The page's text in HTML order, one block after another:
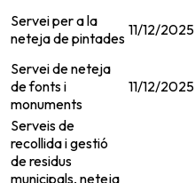
Servei per a la
neteja de pintades 11/12/2025
Servei de neteja
de fonts i
monuments
11/12/2025
Serveis de
recollida i gestió
de residus
municipals, neteja